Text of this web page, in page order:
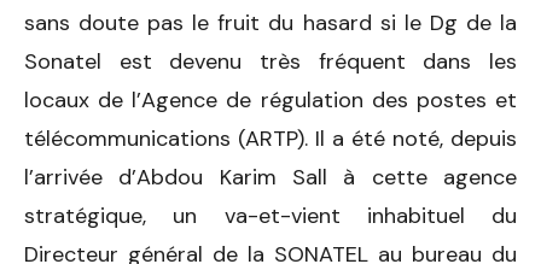
sans doute pas le fruit du hasard si le Dg de la
Sonatel est devenu très fréquent dans les
locaux de l’Agence de régulation des postes et
télécommunications (ARTP). Il a été noté, depuis
l’arrivée d’Abdou Karim Sall à cette agence
stratégique, un va-et-vient inhabituel du
Directeur général de la SONATEL au bureau du